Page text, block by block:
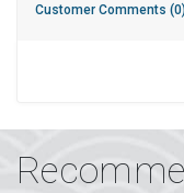
Customer Comments (0)